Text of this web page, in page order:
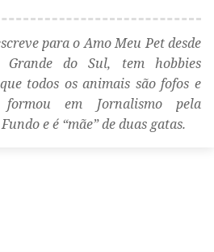
para o Amo Meu Pet desde
do Sul, tem hobbies
todos os animais são fofos e
em Jornalismo pela
e é “mãe” de duas gatas.